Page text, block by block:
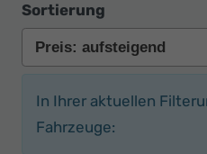
Sortierung
In Ihrer aktuellen
Fahrzeuge: